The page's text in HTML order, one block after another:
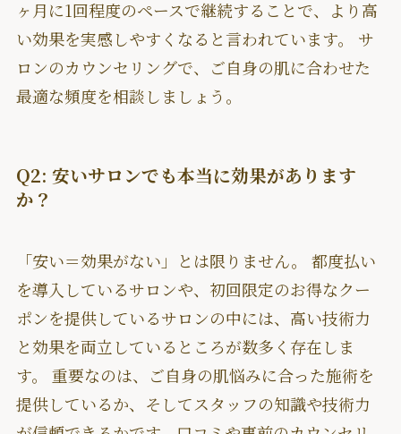
ヶ月に1回程度のペースで継続することで、より高
い効果を実感しやすくなると言われています。 サ
ロンのカウンセリングで、ご自身の肌に合わせた
最適な頻度を相談しましょう。
Q2: 安いサロンでも本当に効果があります
か？
「安い＝効果がない」とは限りません。 都度払い
を導入しているサロンや、初回限定のお得なクー
ポンを提供しているサロンの中には、高い技術力
と効果を両立しているところが数多く存在しま
す。 重要なのは、ご自身の肌悩みに合った施術を
提供しているか、そしてスタッフの知識や技術力